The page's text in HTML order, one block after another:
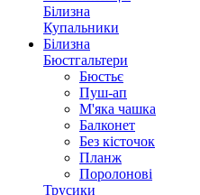
Білизна
Купальники
Білизна
Бюстгальтери
Бюстьє
Пуш-ап
М'яка чашка
Балконет
Без кісточок
Планж
Поролонові
Трусики